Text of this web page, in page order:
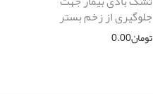
جلوگیری از زخم بستر
تومان0.00